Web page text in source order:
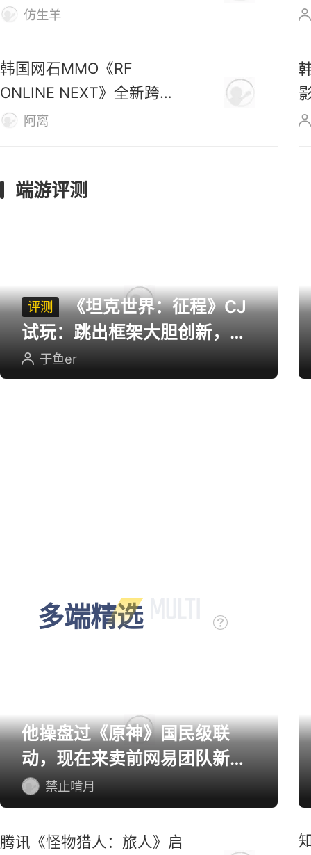
号》数据
仿生羊
韩国网石MMO《RF
ONLINE NEXT》全新跨服
战区上线
阿离
端游评测
评测
《坦克世界：征程》CJ
试玩：跳出框架大胆创新，用
英雄射击重塑坦克对战
于鱼er
多端精选
他操盘过《原神》国民级联
动，现在来卖前网易团队新作
了 禁止啃月
腾讯《怪物猎人：旅人》启